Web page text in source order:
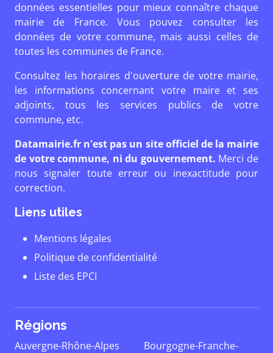
données essentielles pour mieux connaître chaque
mairie de France. Vous pouvez consulter les
données de votre commune, mais aussi celles de
toutes les communes de France.
Consultez les horaires d'ouverture de votre mairie,
les informations concernant votre maire et ses
adjoints, tous les services publics de votre
commune, etc.
Datamairie.fr n'est pas un site officiel de la mairie
de votre commune, ni du gouvernement. Merci de
nous signaler toute erreur ou inexactitude pour
correction.
Liens utiles
Mentions légales
Politique de confidentialité
Liste des EPCI
Régions
Auvergne-Rhône-Alpes
Bourgogne-Franche-